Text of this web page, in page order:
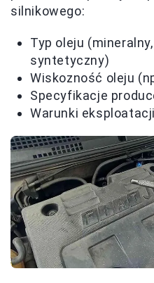
silnikowego:
Typ oleju
syntetyczny)
Wiskozność oleju
Specyfikacje
Warunki